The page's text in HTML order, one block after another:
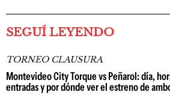
SEGUÍ LEYENDO
TORNEO CLAUSURA
Montevideo City Torque vs Peñarol: día,
entradas y por dónde ver el estreno de